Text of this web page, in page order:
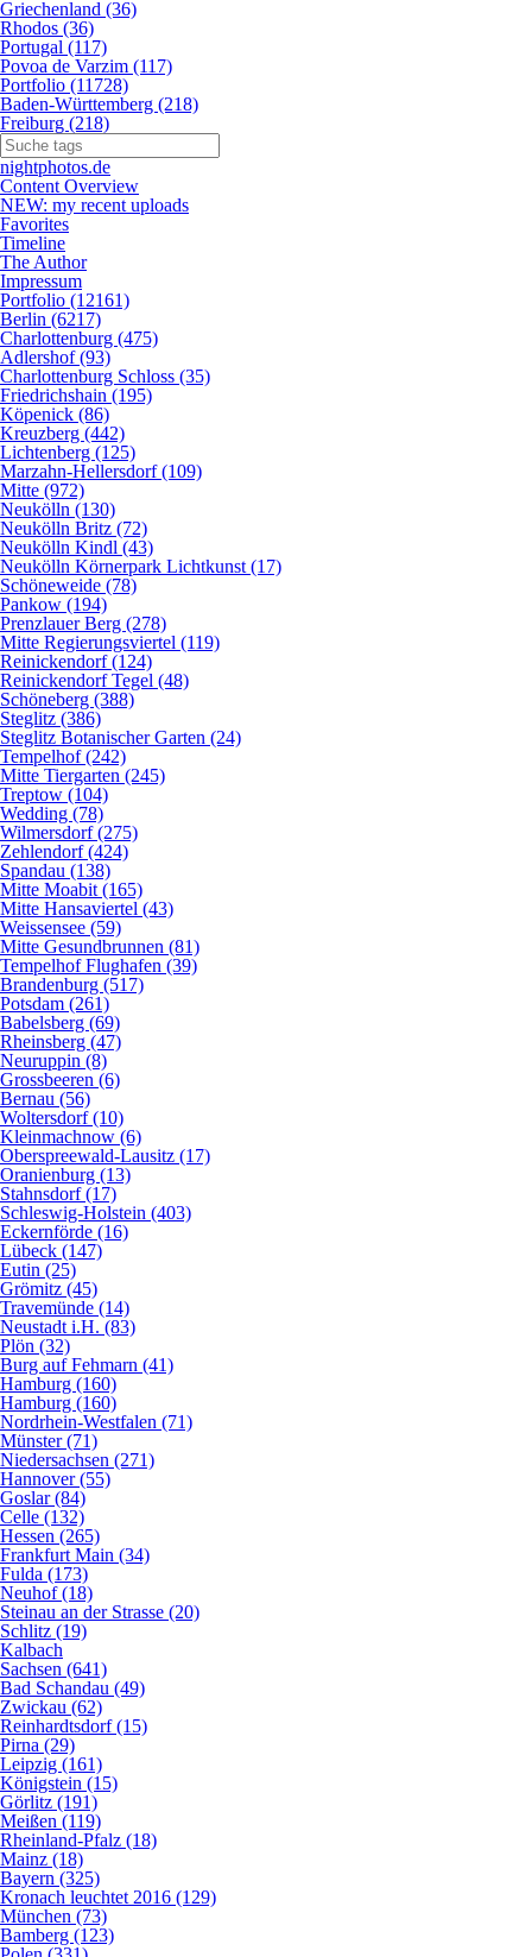
Griechenland (36)
Rhodos (36)
Portugal (117)
Povoa de Varzim (117)
Portfolio (11728)
Baden-Württemberg (218)
Freiburg (218)
nightphotos.de
Content Overview
NEW: my recent uploads
Favorites
Timeline
The Author
Impressum
Portfolio (12161)
Berlin (6217)
Charlottenburg (475)
Adlershof (93)
Charlottenburg Schloss (35)
Friedrichshain (195)
Köpenick (86)
Kreuzberg (442)
Lichtenberg (125)
Marzahn-Hellersdorf (109)
Mitte (972)
Neukölln (130)
Neukölln Britz (72)
Neukölln Kindl (43)
Neukölln Körnerpark Lichtkunst (17)
Schöneweide (78)
Pankow (194)
Prenzlauer Berg (278)
Mitte Regierungsviertel (119)
Reinickendorf (124)
Reinickendorf Tegel (48)
Schöneberg (388)
Steglitz (386)
Steglitz Botanischer Garten (24)
Tempelhof (242)
Mitte Tiergarten (245)
Treptow (104)
Wedding (78)
Wilmersdorf (275)
Zehlendorf (424)
Spandau (138)
Mitte Moabit (165)
Mitte Hansaviertel (43)
Weissensee (59)
Mitte Gesundbrunnen (81)
Tempelhof Flughafen (39)
Brandenburg (517)
Potsdam (261)
Babelsberg (69)
Rheinsberg (47)
Neuruppin (8)
Grossbeeren (6)
Bernau (56)
Woltersdorf (10)
Kleinmachnow (6)
Oberspreewald-Lausitz (17)
Oranienburg (13)
Stahnsdorf (17)
Schleswig-Holstein (403)
Eckernförde (16)
Lübeck (147)
Eutin (25)
Grömitz (45)
Travemünde (14)
Neustadt i.H. (83)
Plön (32)
Burg auf Fehmarn (41)
Hamburg (160)
Hamburg (160)
Nordrhein-Westfalen (71)
Münster (71)
Niedersachsen (271)
Hannover (55)
Goslar (84)
Celle (132)
Hessen (265)
Frankfurt Main (34)
Fulda (173)
Neuhof (18)
Steinau an der Strasse (20)
Schlitz (19)
Kalbach
Sachsen (641)
Bad Schandau (49)
Zwickau (62)
Reinhardtsdorf (15)
Pirna (29)
Leipzig (161)
Königstein (15)
Görlitz (191)
Meißen (119)
Rheinland-Pfalz (18)
Mainz (18)
Bayern (325)
Kronach leuchtet 2016 (129)
München (73)
Bamberg (123)